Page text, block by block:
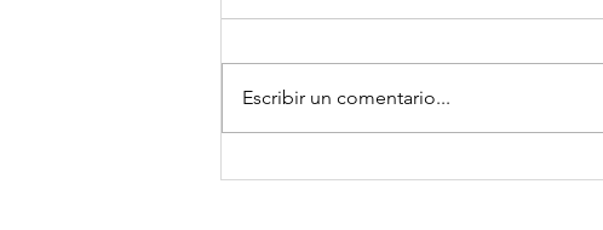
GoMapTravelByFraveo
Escribir un comentario...